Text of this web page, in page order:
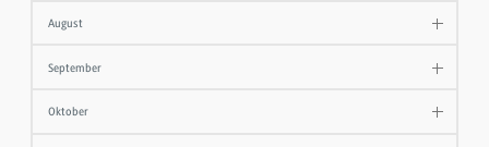
August
September
Oktober